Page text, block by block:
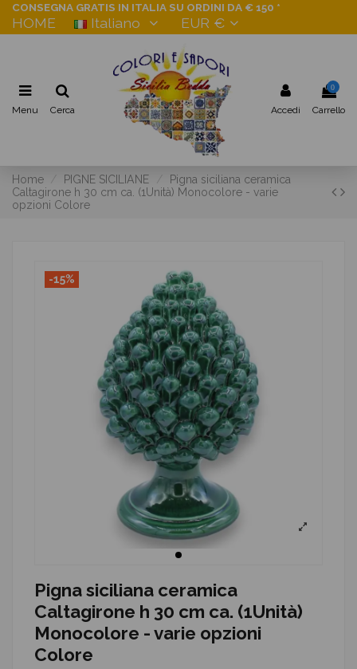
CONSEGNA GRATIS IN ITALIA SU ORDINI DA € 150 *
HOME Italiano EUR €
Menu Cerca Accedi
0
Carrello
Home PIGNE SICILIANE
Pigna siciliana ceramica
Caltagirone h 30 cm ca. (1Unità) Monocolore - varie
opzioni Colore
-15%
Pigna siciliana ceramica
Caltagirone h 30 cm ca. (1Unità)
Monocolore - varie opzioni
Colore